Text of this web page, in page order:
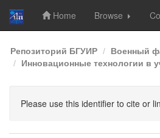
Skip
navigation
Home Browse
Репозиторий БГУИР Военный
Инновационные технологии в
Please use this identifier to cite or